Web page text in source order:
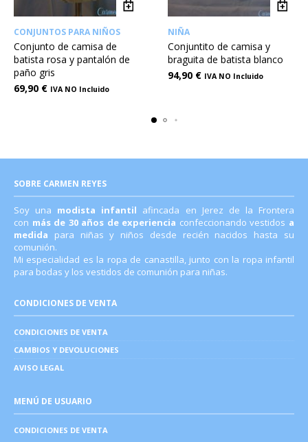
CONJUNTOS PARA NIÑOS
Conjunto de camisa de
batista rosa y pantalón de
paño gris
69,90 € IVA NO Incluido
NIÑA
Conjuntito de camisa y
braguita de batista blanco
94,90 € IVA NO Incluido
SOBRE CARMEN REYES
Soy una modista infantil afincada en Jerez de la Frontera
con más de 30 años de experiencia confeccionando vestidos a
medida para niñas y niños desde recién nacidos hasta su
comunión.
Mi especialidad es la ropa de canastilla, junto con la ropa infantil
para bodas y los vestidos de comunión para niñas.
CONDICIONES DE VENTA
CONDICIONES DE VENTA
CAMBIOS Y DEVOLUCIONES
AVISO LEGAL
MENÚ DE USUARIO
CONDICIONES DE VENTA